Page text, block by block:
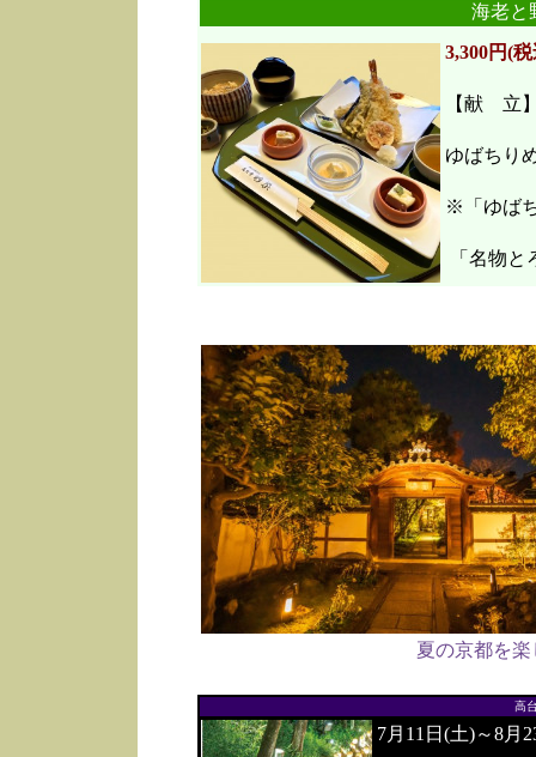
海老
3,300円(
【献 立
ゆばちり
※「ゆば
「名物と
夏の京都を
高
7月11日(土)～8月